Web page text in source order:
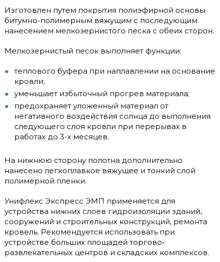
Изготовлен путем покрытия полиэфирной основы
битумно-полимерным вяжущим с последующим
нанесением мелкозернистого песка с обеих сторон.
Мелкозернистый песок выполняет функции:
теплового буфера при наплавлении на основание
кровли;
уменьшает избыточный прогрев материала;
предохраняет уложенный материал от
негативного воздействия солнца до выполнения
следующего слоя кровли при перерывах в
работах до 3-х месяцев.
На нижнюю сторону полотна дополнительно
нанесено легкоплавкое вяжущее и тонкий слой
полимерной пленки.
Унифлекс Экспресс ЭМП применяется для
устройства нижних слоев гидроизоляции зданий,
сооружений и строительных конструкций, ремонта
кровель. Рекомендуется использовать при
устройстве больших площадей торгово-
развлекательных центров и складских комплексов.